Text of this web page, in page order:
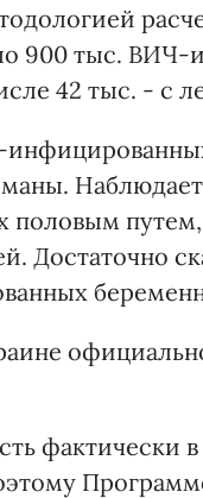
900 тыс.
42 тыс. - с
половым
фактически в